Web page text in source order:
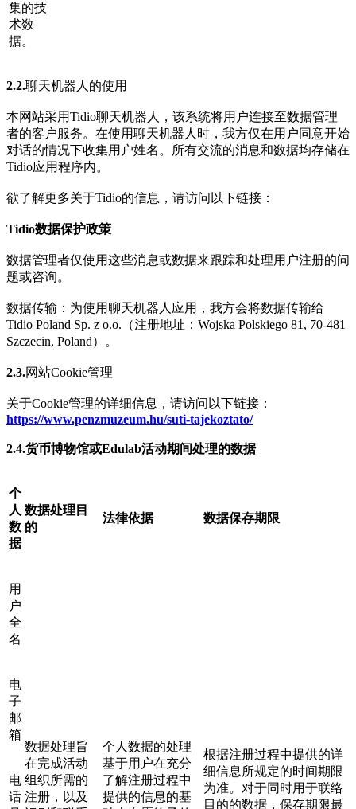
集的技
术数
据。
2.2.聊天机器人的使用
本网站采用Tidio聊天机器人，该系统将用户连接至数据管理
者的客户服务。在使用聊天机器人时，我方仅在用户同意开始
对话的情况下收集用户姓名。所有交流的消息和数据均存储在
Tidio应用程序内。
欲了解更多关于Tidio的信息，请访问以下链接：
Tidio数据保护政策
数据管理者仅使用这些消息或数据来跟踪和处理用户注册的问
题或咨询。
数据传输：为使用聊天机器人应用，我方会将数据传输给
Tidio Poland Sp. z o.o.（注册地址：Wojska Polskiego 81, 70-481
Szczecin, Poland）。
2.3.网站Cookie管理
关于Cookie管理的详细信息，请访问以下链接：
https://www.penzmuzeum.hu/suti-tajekoztato/
2.4.货币博物馆或Edulab活动期间处理的数据
个
人
数
据
数据处理目
的
法律依据 数据保存期限
用
户
全
名
数据处理旨
在完成活动
组织所需的
注册，以及
个人数据的处理
基于用户在充分
了解注册过程中
提供的信息的基
根据注册过程中提供的详
细信息所规定的时间期限
为准。对于同时用于联络
目的的数据，保存期限最
电
子
邮
箱
电
话